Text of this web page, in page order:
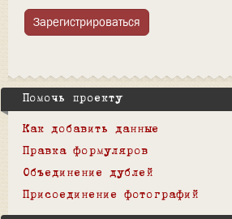
Зарегистрироваться
Помочь проекту
Как добавить данные
Правка формуляров
Объединение дублей
Присоединение фотографий